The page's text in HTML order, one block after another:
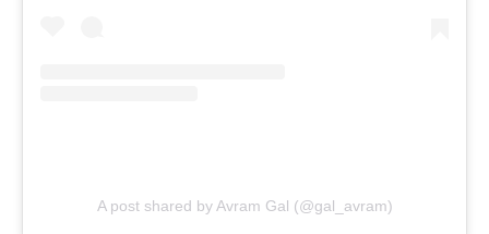
A post shared by Avram Gal (@gal_avram)